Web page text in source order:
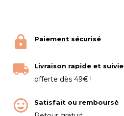
Paiement sécurisé
Livraison rapide et suivie
offerte dès 49€ !
Satisfait ou remboursé